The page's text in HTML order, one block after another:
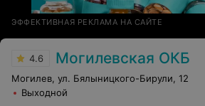
ЭФФЕКТИВНАЯ РЕКЛАМА НА САЙТЕ
4.6 Могилевская ОКБ
Могилев, ул. Бялыницкого-Бирули, 12
Выходной